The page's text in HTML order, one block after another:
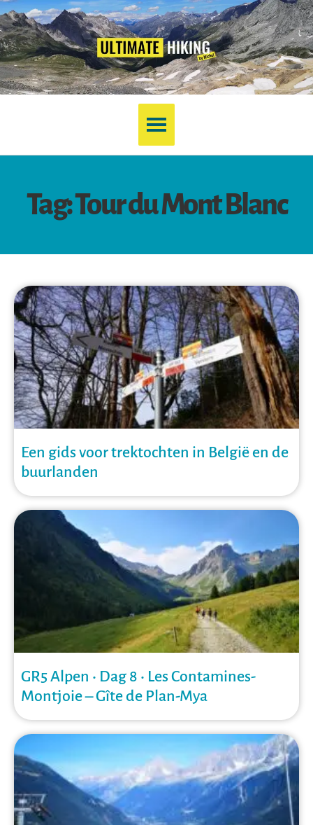
Tag: Tour du Mont Blanc
Een gids voor trektochten in België en de
buurlanden
GR5 Alpen • Dag 8 • Les Contamines-
Montjoie – Gîte de Plan-Mya